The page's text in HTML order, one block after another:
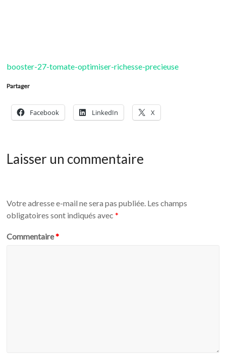
booster-27-tomate-optimiser-richesse-precieuse
Partager
Facebook LinkedIn X
Laisser un commentaire
Votre adresse e-mail ne sera pas publiée. Les champs
obligatoires sont indiqués avec*
Commentaire*